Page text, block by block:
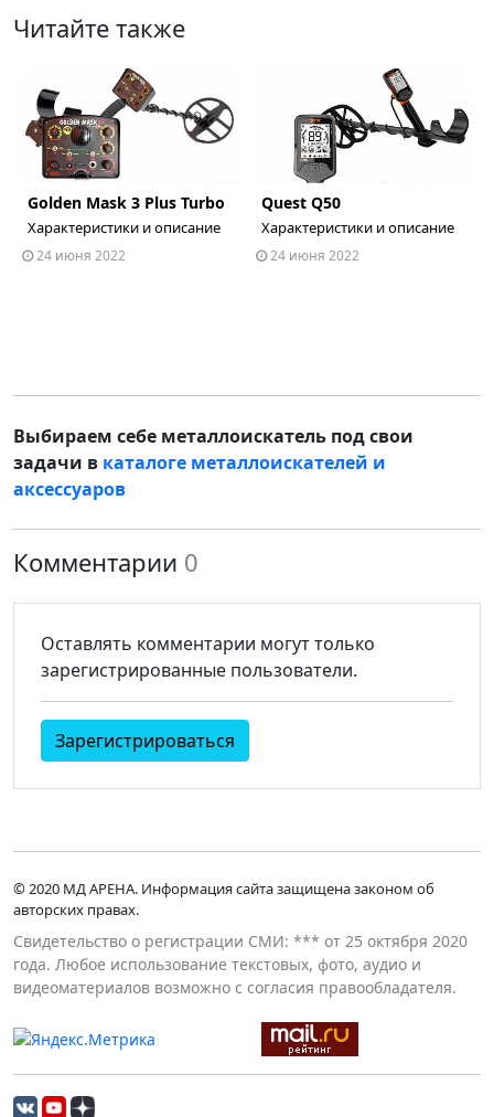
Читайте также
Golden Mask 3 Plus Turbo
Характеристики и описание
24 июня 2022
Quest Q50
Характеристики и описание
24 июня 2022
Выбираем себе металлоискатель под свои
задачи в каталоге металлоискателей и
аксессуаров
Комментарии 0
Оставлять комментарии могут только
зарегистрированные пользователи.
Зарегистрироваться
© 2020 МД АРЕНА. Информация сайта защищена законом об
авторских правах.
Свидетельство о регистрации СМИ: *** от 25 октября 2020
года. Любое использование текстовых, фото, аудио и
видеоматериалов возможно с согласия правообладателя.